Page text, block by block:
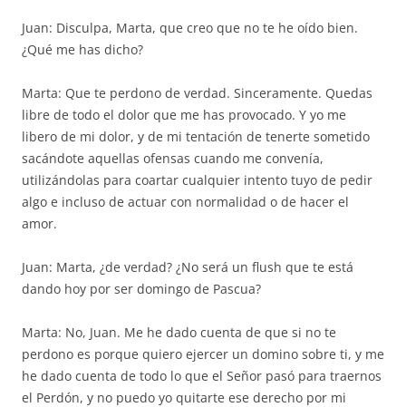
Juan: Disculpa, Marta, que creo que no te he oído bien.
¿Qué me has dicho?
Marta: Que te perdono de verdad. Sinceramente. Quedas
libre de todo el dolor que me has provocado. Y yo me
libero de mi dolor, y de mi tentación de tenerte sometido
sacándote aquellas ofensas cuando me convenía,
utilizándolas para coartar cualquier intento tuyo de pedir
algo e incluso de actuar con normalidad o de hacer el
amor.
Juan: Marta, ¿de verdad? ¿No será un flush que te está
dando hoy por ser domingo de Pascua?
Marta: No, Juan. Me he dado cuenta de que si no te
perdono es porque quiero ejercer un domino sobre ti, y me
he dado cuenta de todo lo que el Señor pasó para traernos
el Perdón, y no puedo yo quitarte ese derecho por mi